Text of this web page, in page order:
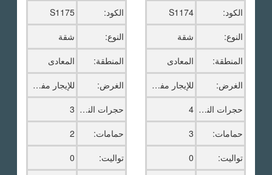
الكود:
S1174
النوع:
شقة
المنطقة:
المعادى
الغرض:
للإيجار مفروش
حجرات النوم: 4
حمامات:
3
تواليت:
0
الكود:
S1175
النوع:
شقة
المنطقة:
المعادى
الغرض:
للإيجار مفروش
حجرات النوم: 3
حمامات:
2
تواليت:
0